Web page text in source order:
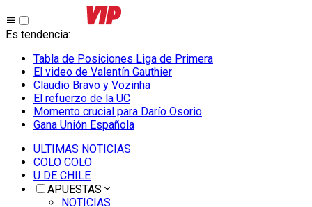
Es tendencia:
Tabla de Posiciones Liga de Primera
El video de Valentín Gauthier
Claudio Bravo y Vozinha
El refuerzo de la UC
Momento crucial para Darío Osorio
Gana Unión Española
ULTIMAS NOTICIAS
COLO COLO
U DE CHILE
APUESTAS
NOTICIAS